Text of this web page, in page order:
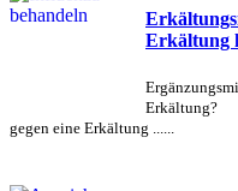
Erkältung
Erkältung?
gegen eine Erkältung ......